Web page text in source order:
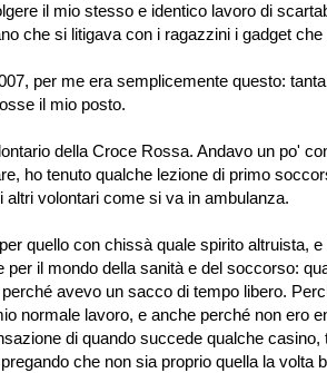
il mio stesso e identico lavoro di
che si litigava con i ragazzini i gadget
per me era semplicemente questo:
il mio posto.
della Croce Rossa. Andavo un po'
ho tenuto qualche lezione di primo
altri volontari come si va in ambulanza.
quello con chissà quale spirito altruista,
il mondo della sanità e del soccorso:
avevo un sacco di tempo libero.
normale lavoro, e anche perché non ero
di quando succede qualche
che non sia proprio quella la volta